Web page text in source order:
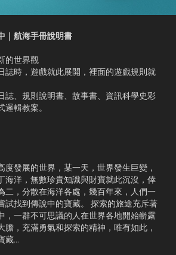
｜航海手冊說明書
的世界觀
誌時，遊戲就此展開，裡面的遊戲規則就
誌、規則說明書、故事書、資訊科學史彩
輯教案。
度發展的世界，某一天，世界發生巨變，
海洋，無數珍貴知識與財寶就此沉沒，倖
二，分散在海洋各處，幾百年來，人們一
試找到傳說中的寶藏。 探索的旅途充斥著
，一群不可思議的人在世界各地開始嶄露
膽，充滿勇氣和探索的精神，唯有如此，
藏...